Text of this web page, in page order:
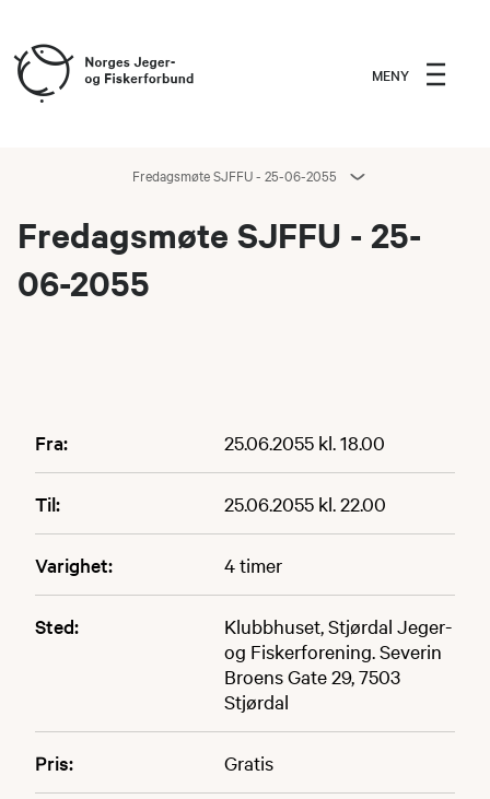
MENY
Fredagsmøte SJFFU - 25-06-2055
Fredagsmøte SJFFU - 25-
06-2055
Fra: 25.06.2055 kl. 18.00
Til: 25.06.2055 kl. 22.00
Varighet: 4 timer
Sted:
Klubbhuset, Stjørdal Jeger-
og Fiskerforening. Severin
Broens Gate 29, 7503
Stjørdal
Pris: Gratis